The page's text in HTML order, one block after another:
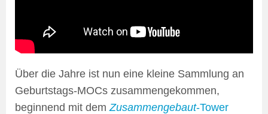
Über die Jahre ist nun eine kleine Sammlung an
Geburtstags-MOCs zusammengekommen,
beginnend mit demZusammengebaut-Tower